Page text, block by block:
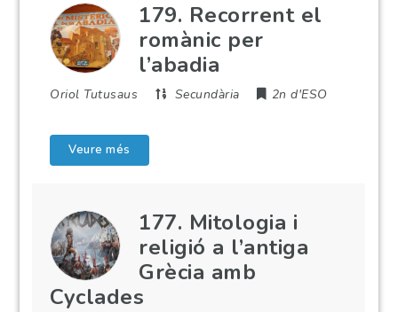
179. Recorrent el
romànic per
l’abadia
Oriol Tutusaus Secundària 2n d'ESO
Veure més
177. Mitologia i
religió a l’antiga
Grècia amb
Cyclades